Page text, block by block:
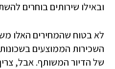
ובאילו שירותים בוחרים
לא בטוח שהמחירים האלו
השכירות הממוצעים
של הדיור המשותף. אבל,